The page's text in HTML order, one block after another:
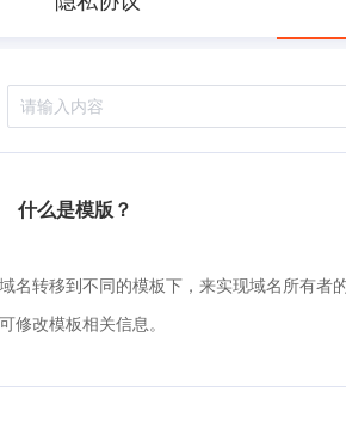
什么是模版？
名转移到不同的模板下，来实现域名所有者
修改模板相关信息。